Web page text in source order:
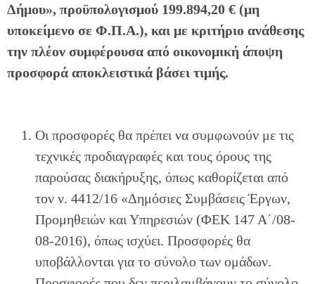
Δήμου», προϋπολογισμού 199.894,20 € (μη
υποκείμενο σε Φ.Π.Α.), και με κριτήριο ανάθεσης
την πλέον συμφέρουσα από οικονομική άποψη
προσφορά αποκλειστικά βάσει τιμής.
Οι προσφορές θα πρέπει να συμφωνούν με τις
τεχνικές προδιαγραφές και τους όρους της
παρούσας διακήρυξης, όπως καθορίζεται από
τον ν. 4412/16 «Δημόσιες Συμβάσεις Έργων,
Προμηθειών και Υπηρεσιών (ΦΕΚ 147 Α΄/08-
08-2016), όπως ισχύει. Προσφορές θα
υποβάλλονται για το σύνολο των ομάδων.